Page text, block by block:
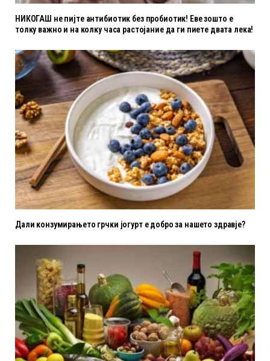
НИКОГАШ не пијте антибиотик без пробиотик! Еве зошто е
толку важно и на колку часа растојание да ги пиете двата лека!
Дали конзумирањето грчки јогурт е добро за нашето здравје?